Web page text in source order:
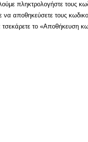
πληκτρολογήστε τους
να αποθηκεύσετε τους
τσεκάρετε το «Αποθήκευση